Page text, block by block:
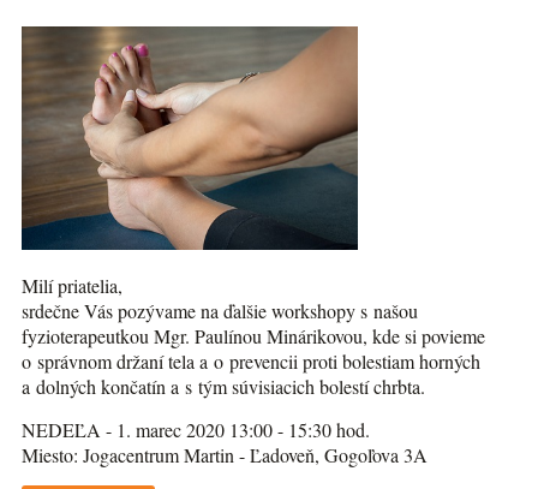
Milí priatelia,
srdečne Vás pozývame na ďalšie workshopy s našou
fyzioterapeutkou Mgr. Paulínou Minárikovou, kde si povieme
o správnom držaní tela a o prevencii proti bolestiam horných
a dolných končatín a s tým súvisiacich bolestí chrbta.
NEDEĽA - 1. marec 2020 13:00 - 15:30 hod.
Miesto: Jogacentrum Martin - Ľadoveň, Gogoľova 3A